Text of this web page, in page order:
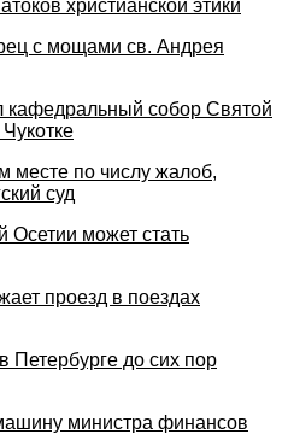
христианской этики
с мощами св. Андрея
кафедральный собор Святой
месте по числу жалоб,
суд
может стать
проезд в поездах
Петербурге до сих пор
министра финансов